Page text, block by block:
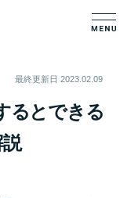
最終更新日 2023.02.09
るとできる